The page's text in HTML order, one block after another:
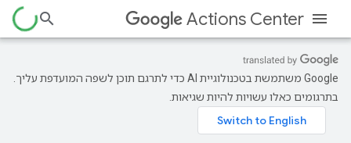
Actions Center
‫Google משתמשת בטכנולוגיית AI כדי לתרגם תוכן לשפה המועדפת עליך.
בתרגומים כאלו עשויות להיות שגיאות.